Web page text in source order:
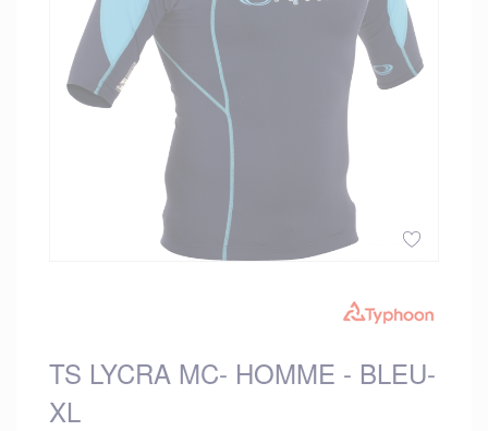
images
gallery
of
the
images
TS LYCRA MC- HOMME - BLEU-
XL